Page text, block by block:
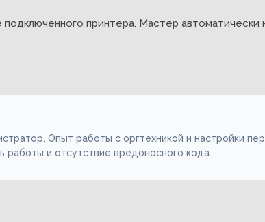
принтера. Мастер
Опыт работы с оргтехникой и настройки
работы и отсутствие вредоносного кода.